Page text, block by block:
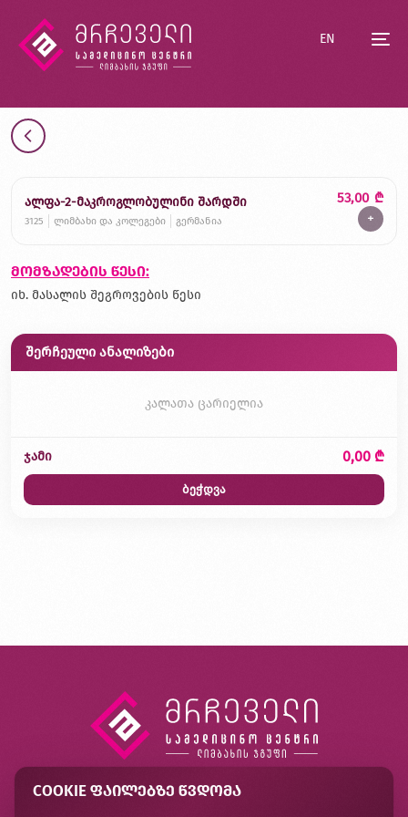
EN
ალფა-2-მაკროგლობულინი შარდში
3125 ლიმბახი და კოლეგები გერმანია
53,00 ₾
+
მომზადების წესი:
იხ. მასალის შეგროვების წესი
შერჩეული ანალიზები
კალათა ცარიელია
ჯამი 0,00 ₾
ბეჭდვა
COOKIE ᲤᲐᲘᲚᲔᲑᲖᲔ ᲬᲕᲓᲝᲛᲐ